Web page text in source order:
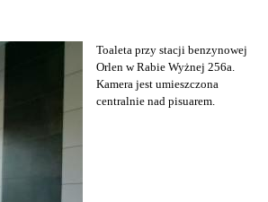
Toaleta przy stacji benzynowej
Orlen w Rabie Wyżnej 256a.
Kamera jest umieszczona
centralnie nad pisuarem.